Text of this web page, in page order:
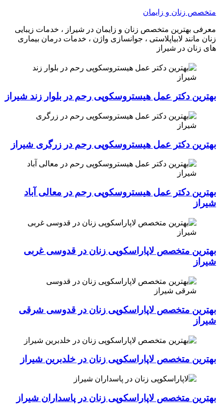
متخصص زنان و زایمان
معرفی بهترین متخصص زنان و زایمان در شیراز ، خدمات زیبایی
زنان مانند لابیاپلاستی ، جوانسازی واژن ، خدمات درمان بیماری
های زنان در شیراز
بهترین دکتر عمل هیستروسکوپی رحم در بلوار زند شیراز
بهترین دکتر عمل هیستروسکوپی رحم در زرگری شیراز
بهترین دکتر عمل هیستروسکوپی رحم در معالی آباد
شیراز
بهترین متخصص لاپاراسکوپی زنان در قدوسی غربی
شیراز
بهترین متخصص لاپاراسکوپی زنان در قدوسی شرقی
شیراز
بهترین متخصص لاپاراسکوپی زنان در خلدبرین شیراز
بهترین متخصص لاپاراسکوپی زنان در پاسداران شیراز